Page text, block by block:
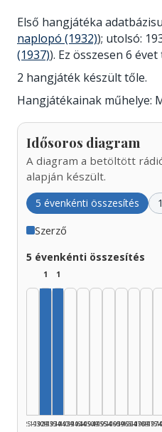
Első hangjátéka
naplopó (1932)); utolsó:
(1937)). Ez összesen 6 évet
2 hangjáték készült tőle.
Hangjátékainak műhelye:
Idősoros diagram
A diagram a betöltött
alapján készült.
5 évenkénti összesítés
Szerző
5 évenkénti összesítés
1925–1929
1
1930–1934
1
1935–1939
1940–1944
1945–1949
1950–1954
1955–1959
1960–1964
1965–1969
1970–1974